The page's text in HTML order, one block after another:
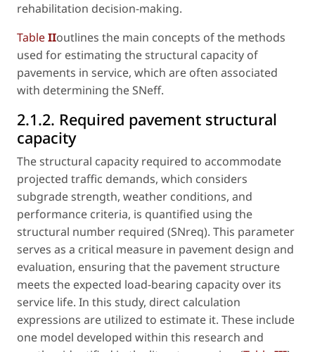
rehabilitation decision-making.
TableIIoutlines the main concepts of the methods
used for estimating the structural capacity of
pavements in service, which are often associated
with determining the SNeff.
2.1.2. Required pavement structural
capacity
The structural capacity required to accommodate
projected traffic demands, which considers
subgrade strength, weather conditions, and
performance criteria, is quantified using the
structural number required (SNreq). This parameter
serves as a critical measure in pavement design and
evaluation, ensuring that the pavement structure
meets the expected load-bearing capacity over its
service life. In this study, direct calculation
expressions are utilized to estimate it. These include
one model developed within this research and